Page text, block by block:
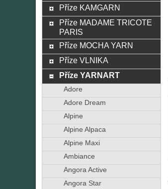
Příze KAMGARN
Příze MADAME TRICOTE
PARIS
Příze MOCHA YARN
Příze VLNIKA
Příze YARNART
Adore
Adore Dream
Alpine
Alpine Alpaca
Alpine Maxi
Ambiance
Angora Active
Angora Star